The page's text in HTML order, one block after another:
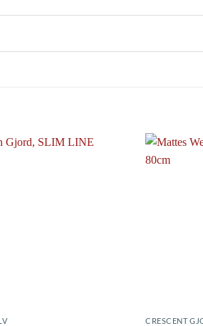
CRESCENT